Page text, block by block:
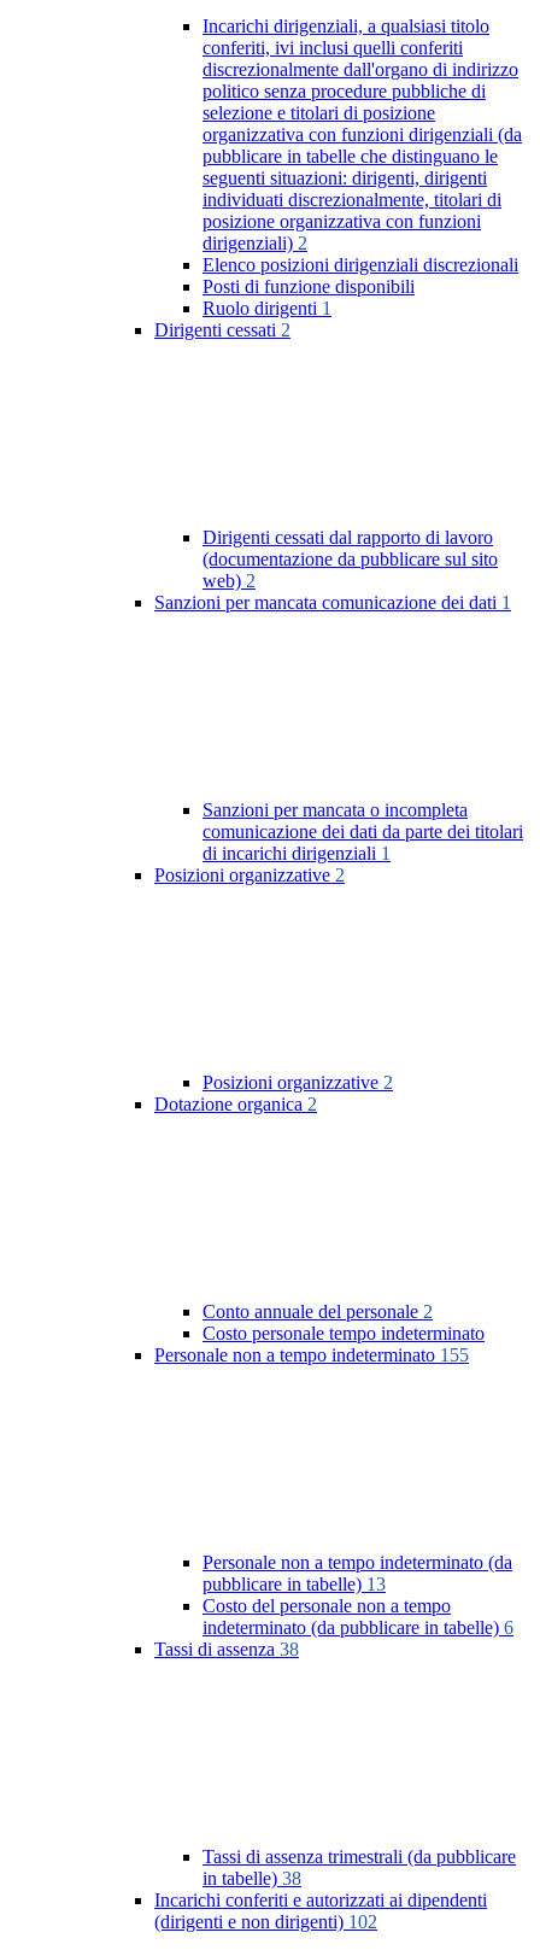
Incarichi dirigenziali, a qualsiasi titolo
conferiti, ivi inclusi quelli conferiti
discrezionalmente dall'organo di indirizzo
politico senza procedure pubbliche di
selezione e titolari di posizione
organizzativa con funzioni dirigenziali (da
pubblicare in tabelle che distinguano le
seguenti situazioni: dirigenti, dirigenti
individuati discrezionalmente, titolari di
posizione organizzativa con funzioni
dirigenziali) 2
Elenco posizioni dirigenziali discrezionali
Posti di funzione disponibili
Ruolo dirigenti 1
Dirigenti cessati 2
Dirigenti cessati dal rapporto di lavoro
(documentazione da pubblicare sul sito
web) 2
Sanzioni per mancata comunicazione dei dati 1
Sanzioni per mancata o incompleta
comunicazione dei dati da parte dei titolari
di incarichi dirigenziali 1
Posizioni organizzative 2
Posizioni organizzative 2
Dotazione organica 2
Conto annuale del personale 2
Costo personale tempo indeterminato
Personale non a tempo indeterminato 155
Personale non a tempo indeterminato (da
pubblicare in tabelle) 13
Costo del personale non a tempo
indeterminato (da pubblicare in tabelle) 6
Tassi di assenza 38
Tassi di assenza trimestrali (da pubblicare
in tabelle) 38
Incarichi conferiti e autorizzati ai dipendenti
(dirigenti e non dirigenti) 102